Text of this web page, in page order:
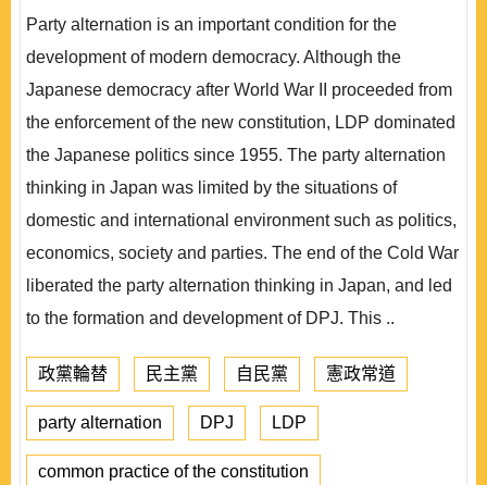
Party alternation is an important condition for the
development of modern democracy. Although the
Japanese democracy after World War II proceeded from
the enforcement of the new constitution, LDP dominated
the Japanese politics since 1955. The party alternation
thinking in Japan was limited by the situations of
domestic and international environment such as politics,
economics, society and parties. The end of the Cold War
liberated the party alternation thinking in Japan, and led
to the formation and development of DPJ. This ..
政黨輪替 民主黨 自民黨 憲政常道
party alternation DPJ LDP
common practice of the constitution